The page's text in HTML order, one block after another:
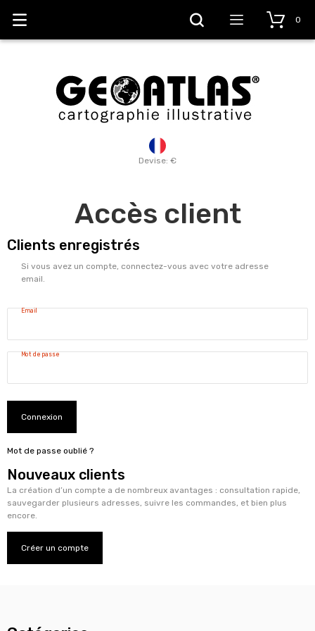
Devise: €
0
Accès client
Clients enregistrés
Si vous avez un compte, connectez-vous avec votre adresse
email.
Email
Mot de passe
Connexion
Mot de passe oublié ?
Nouveaux clients
La création d’un compte a de nombreux avantages : consultation rapide,
sauvegarder plusieurs adresses, suivre les commandes, et bien plus
encore.
Créer un compte